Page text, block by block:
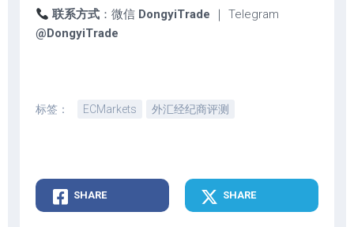
联系方式 ：微信 DongyiTrade ｜ Telegram
@DongyiTrade
标签： ECMarkets 外汇经纪商评测
SHARE SHARE